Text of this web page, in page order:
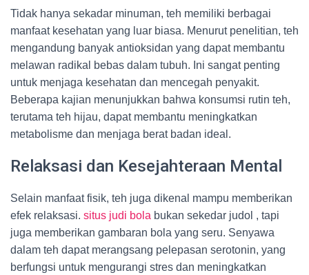
Tidak hanya sekadar minuman, teh memiliki berbagai
manfaat kesehatan yang luar biasa. Menurut penelitian, teh
mengandung banyak antioksidan yang dapat membantu
melawan radikal bebas dalam tubuh. Ini sangat penting
untuk menjaga kesehatan dan mencegah penyakit.
Beberapa kajian menunjukkan bahwa konsumsi rutin teh,
terutama teh hijau, dapat membantu meningkatkan
metabolisme dan menjaga berat badan ideal.
Relaksasi dan Kesejahteraan Mental
Selain manfaat fisik, teh juga dikenal mampu memberikan
efek relaksasi. situs judi bola bukan sekedar judol , tapi
juga memberikan gambaran bola yang seru. Senyawa
dalam teh dapat merangsang pelepasan serotonin, yang
berfungsi untuk mengurangi stres dan meningkatkan